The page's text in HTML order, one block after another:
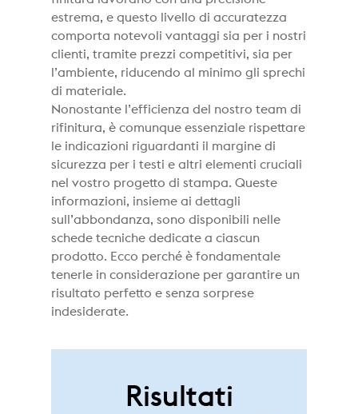
estrema, e questo livello di accuratezza
comporta notevoli vantaggi sia per i nostri
clienti, tramite prezzi competitivi, sia per
l’ambiente, riducendo al minimo gli sprechi
di materiale.
Nonostante l’efficienza del nostro team di
rifinitura, è comunque essenziale rispettare
le indicazioni riguardanti il margine di
sicurezza per i testi e altri elementi cruciali
nel vostro progetto di stampa. Queste
informazioni, insieme ai dettagli
sull’abbondanza, sono disponibili nelle
schede tecniche dedicate a ciascun
prodotto. Ecco perché è fondamentale
tenerle in considerazione per garantire un
risultato perfetto e senza sorprese
indesiderate.
Risultati